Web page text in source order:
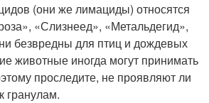
(они же лимациды) относятся
«Слизнеед», «Метальдегид»,
безвредны для птиц и дождевых
животные иногда могут принимать
проследите, не проявляют ли
гранулам.